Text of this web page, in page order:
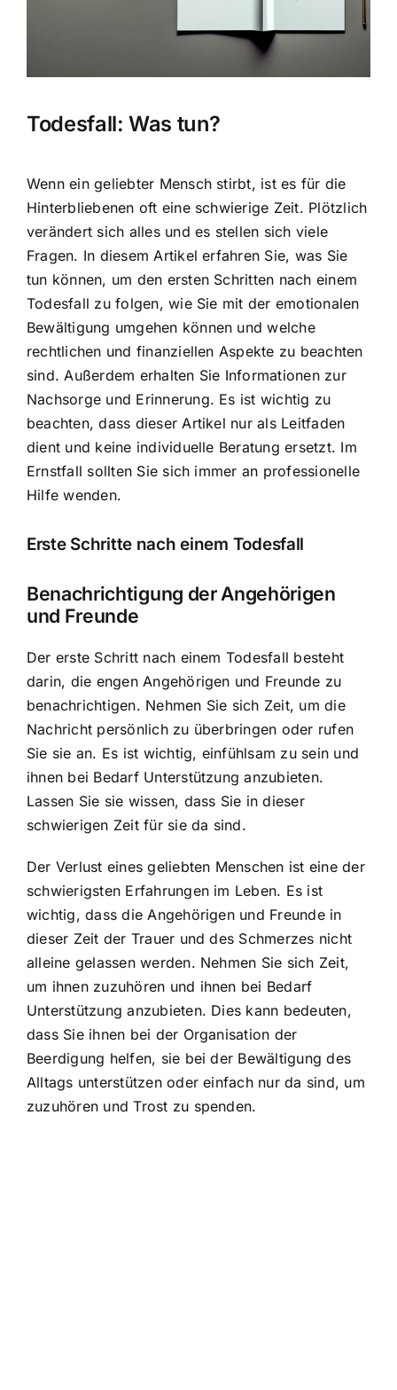
Weitere Tarifvergleiche
Hilfe und Kontakt
Todesfall: Was tun?
Wenn ein geliebter Mensch stirbt, ist es für die
Hinterbliebenen oft eine schwierige Zeit. Plötzlich
verändert sich alles und es stellen sich viele
Fragen. In diesem Artikel erfahren Sie, was Sie
tun können, um den ersten Schritten nach einem
Todesfall zu folgen, wie Sie mit der emotionalen
Bewältigung umgehen können und welche
rechtlichen und finanziellen Aspekte zu beachten
sind. Außerdem erhalten Sie Informationen zur
Nachsorge und Erinnerung. Es ist wichtig zu
beachten, dass dieser Artikel nur als Leitfaden
dient und keine individuelle Beratung ersetzt. Im
Ernstfall sollten Sie sich immer an professionelle
Hilfe wenden.
Erste Schritte nach einem Todesfall
Benachrichtigung der Angehörigen
und Freunde
Der erste Schritt nach einem Todesfall besteht
darin, die engen Angehörigen und Freunde zu
benachrichtigen. Nehmen Sie sich Zeit, um die
Nachricht persönlich zu überbringen oder rufen
Sie sie an. Es ist wichtig, einfühlsam zu sein und
ihnen bei Bedarf Unterstützung anzubieten.
Lassen Sie sie wissen, dass Sie in dieser
schwierigen Zeit für sie da sind.
Der Verlust eines geliebten Menschen ist eine der
schwierigsten Erfahrungen im Leben. Es ist
wichtig, dass die Angehörigen und Freunde in
dieser Zeit der Trauer und des Schmerzes nicht
alleine gelassen werden. Nehmen Sie sich Zeit,
um ihnen zuzuhören und ihnen bei Bedarf
Unterstützung anzubieten. Dies kann bedeuten,
dass Sie ihnen bei der Organisation der
Beerdigung helfen, sie bei der Bewältigung des
Alltags unterstützen oder einfach nur da sind, um
zuzuhören und Trost zu spenden.